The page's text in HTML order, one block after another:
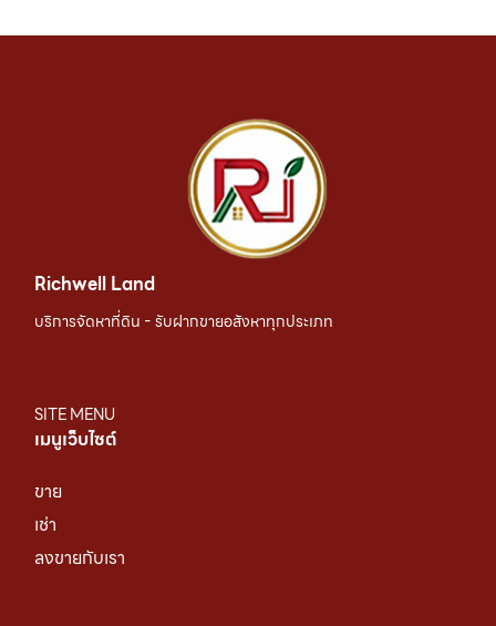
Richwell Land
บริการจัดหาที่ดิน - รับฝากขายอสังหาทุกประเภท
SITE MENU
เมนูเว็บไซต์
ขาย
เช่า
ลงขายกับเรา